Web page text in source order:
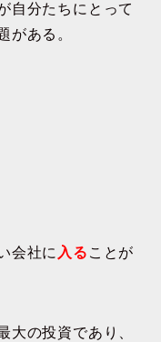
自分たちにとって
がある。
会社に 入る ことが
大の投資であり、